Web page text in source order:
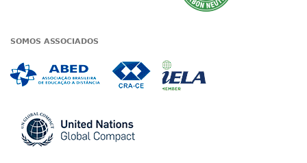
SOMOS ASSOCIADOS